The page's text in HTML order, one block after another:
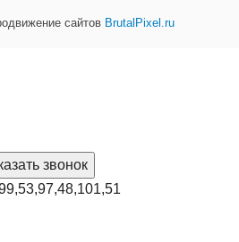
сайтов BrutalPixel.ru